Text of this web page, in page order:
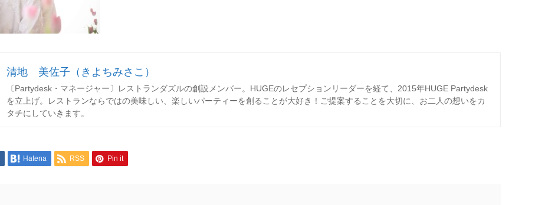
清地 美佐子（きよちみさこ）
〔Partydesk・マネージャー〕レストランダズルの創設メンバー。HUGEのレセプションリーダーを経て、2015年HUGE Partydesk
を立上げ。レストランならではの美味しい、楽しいパーティーを創ることが大好き！ご提案することを大切に、お二人の想いをカ
タチにしていきます。
Hatena RSS Pin it